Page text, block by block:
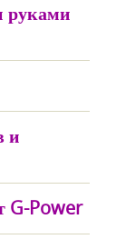
руками
и
G-Power